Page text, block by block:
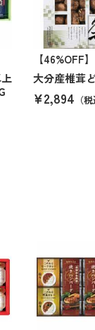
【46%OFF】
大分産椎茸
¥2,894 （